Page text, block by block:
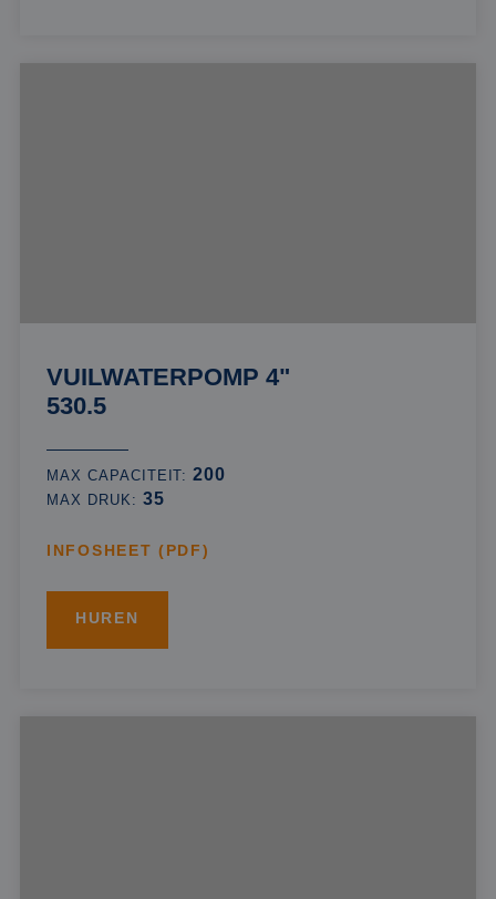
VUILWATERPOMP 4"
530.5
MAX CAPACITEIT:200
MAX DRUK: 35
INFOSHEET (PDF)
HUREN